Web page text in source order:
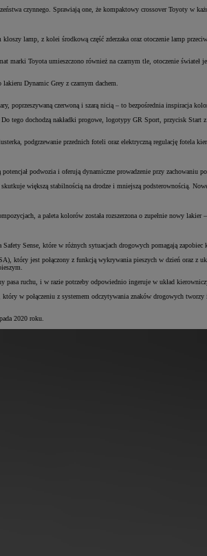
czynnego. Sprawiają one, że kompaktowy crossover Toyoty w
lamp, z kolei środkową część zderzaka oraz otoczenie lamp
Toyota umieszczono również na czarnym tle, otoczenie świateł
Dynamic Grey z czarnym dachem.
poprzeszywaną czerwoną i szarą nicią – to bezpośrednia inspiracja
tego dochodzą nakładki progowe, logotypy GR Sport, przycisk Start
podgrzewanie przednich foteli oraz elektryczną regulację
podwozia i oferują dynamiczne prowadzenie przy zachowaniu
większą stabilnością na drodze i mniejszą podsterownością.
a paleta kolorów została rozszerzona o zupełnie nowy
Sense, które w różnych sytuacjach drogowych pomagają
który jest połączony z funkcją wykrywania pieszych w dzień oraz z
ruchu, i w razie potrzeby odpowiednio ingeruje w układ
w połączeniu z systemem odczytywania znaków drogowych
2020 roku.